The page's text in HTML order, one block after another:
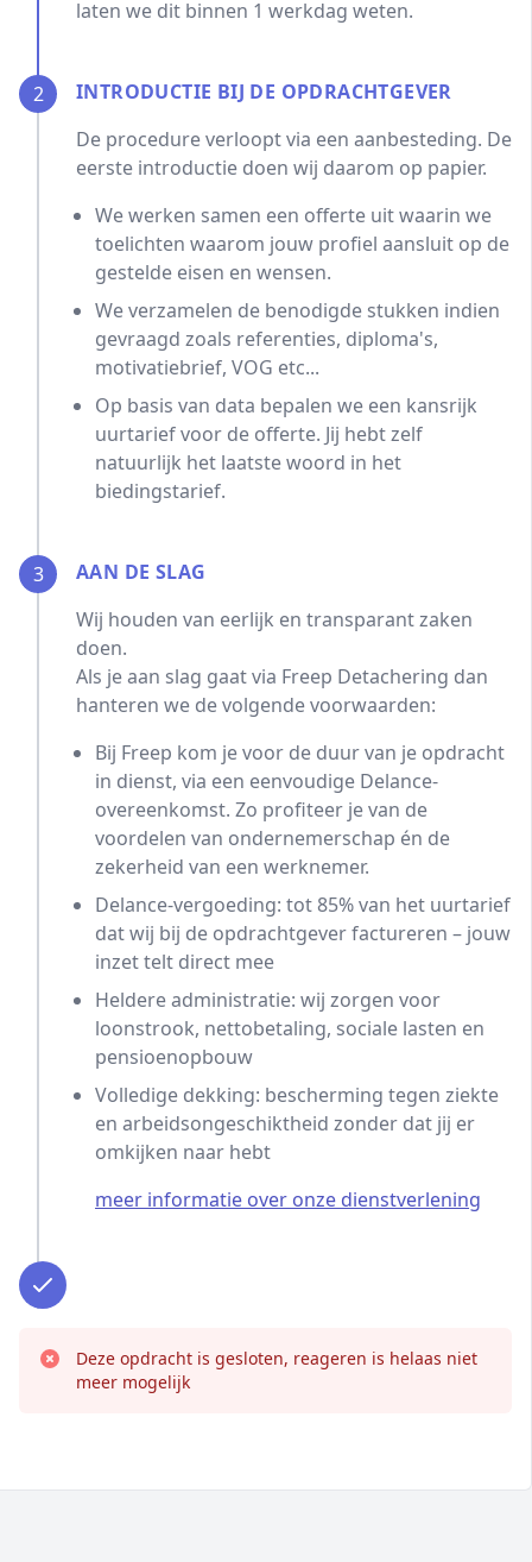
laten we dit binnen 1 werkdag weten.
2
INTRODUCTIE BIJ DE OPDRACHTGEVER
De procedure verloopt via een aanbesteding. De
eerste introductie doen wij daarom op papier.
We werken samen een offerte uit waarin we
toelichten waarom jouw profiel aansluit op de
gestelde eisen en wensen.
We verzamelen de benodigde stukken indien
gevraagd zoals referenties, diploma's,
motivatiebrief, VOG etc...
Op basis van data bepalen we een kansrijk
uurtarief voor de offerte. Jij hebt zelf
natuurlijk het laatste woord in het
biedingstarief.
3
AAN DE SLAG
Wij houden van eerlijk en transparant zaken
doen.
Als je aan slag gaat via Freep Detachering dan
hanteren we de volgende voorwaarden:
Bij Freep kom je voor de duur van je opdracht
in dienst, via een eenvoudige Delance-
overeenkomst. Zo profiteer je van de
voordelen van ondernemerschap én de
zekerheid van een werknemer.
Delance-vergoeding: tot 85% van het uurtarief
dat wij bij de opdrachtgever factureren – jouw
inzet telt direct mee
Heldere administratie: wij zorgen voor
loonstrook, nettobetaling, sociale lasten en
pensioenopbouw
Volledige dekking: bescherming tegen ziekte
en arbeidsongeschiktheid zonder dat jij er
omkijken naar hebt
meer informatie over onze dienstverlening
Deze opdracht is gesloten, reageren is helaas niet
meer mogelijk